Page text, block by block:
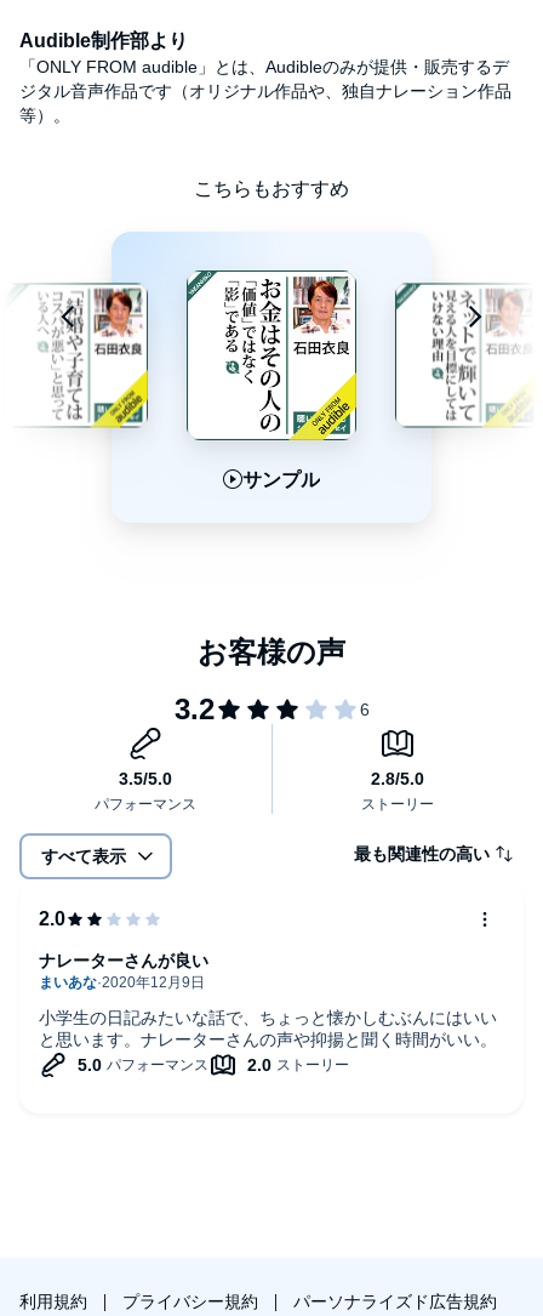
Audible制作部より
「ONLY FROM audible」とは、Audibleのみが提供・販売するデ
ジタル音声作品です（オリジナル作品や、独自ナレーション作品
等）。
こちらもおすすめ
サンプル
すべて表示 最も関連性の高い
小学生の日記みたいな話で、ちょっと懐かしむぶんにはいい
と思います。ナレーターさんの声や抑揚と聞く時間がいい。
ナレーターさんが良い
利用規約 プライバシー規約 パーソナライズド広告規約